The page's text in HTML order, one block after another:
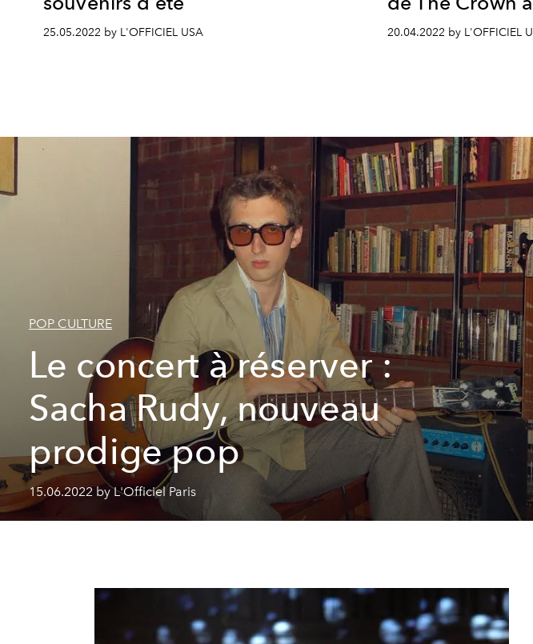
25.05.2022 by L'OFFICIEL USA 20.04.2022 by L'OFFICIEL
POP CULTURE
Le concert à réserver :
Sacha Rudy, nouveau
prodige pop
15.06.2022 by L'Officiel Paris